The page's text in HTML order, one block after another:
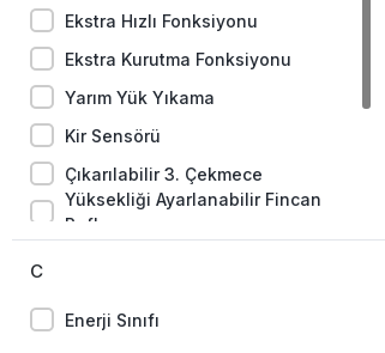
Ekstra Hızlı Fonksiyonu
Ekstra Kurutma Fonksiyonu
Yarım Yük Yıkama
Kir Sensörü
Çıkarılabilir 3. Çekmece
Yüksekliği Ayarlanabilir Fincan
Rafları
Tuz Göstergesi
C
Enerji Sınıfı